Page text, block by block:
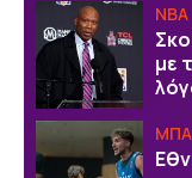
NBA
με